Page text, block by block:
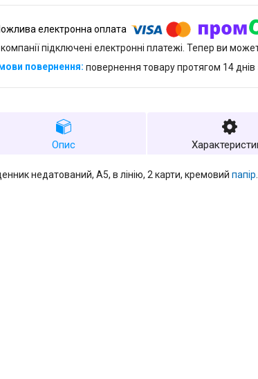
підключені електронні платежі. Тепер ви
повернення товару протягом 14 днів
Опис
недатований, A5, в лінію, 2 карти, кремовий папір